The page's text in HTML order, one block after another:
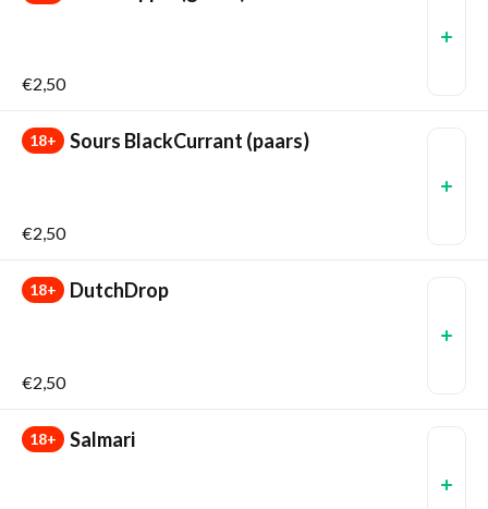
€2,50
18+ Sours BlackCurrant (paars)
€2,50
18+ DutchDrop
€2,50
18+ Salmari